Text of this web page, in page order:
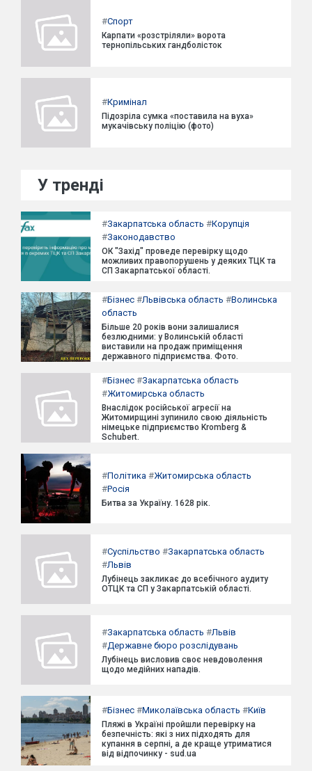
#Спорт
Карпати «розстріляли» ворота
тернопільських гандболісток
#Кримінал
Підозріла сумка «поставила на вуха»
мукачівську поліцію (фото)
У тренді
#Закарпатська область #Корупція
#Законодавство
ОК "Захід" проведе перевірку щодо
можливих правопорушень у деяких ТЦК та
СП Закарпатської області.
#Бізнес #Львівська область #Волинська
область
Більше 20 років вони залишалися
безлюдними: у Волинській області
виставили на продаж приміщення
державного підприємства. Фото.
#Бізнес #Закарпатська область
#Житомирська область
Внаслідок російської агресії на
Житомирщині зупинило свою діяльність
німецьке підприємство Kromberg &
Schubert.
#Політика #Житомирська область
#Росія
Битва за Україну. 1628 рік.
#Суспільство #Закарпатська область
#Львів
Лубінець закликає до всебічного аудиту
ОТЦК та СП у Закарпатській області.
#Закарпатська область #Львів
#Державне бюро розслідувань
Лубінець висловив своє невдоволення
щодо медійних нападів.
#Бізнес #Миколаївська область #Київ
Пляжі в Україні пройшли перевірку на
безпечність: які з них підходять для
купання в серпні, а де краще утриматися
від відпочинку - sud.ua